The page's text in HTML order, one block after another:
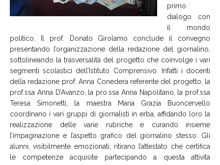
primo
dialogo con
il mondo
politico. Il prof. Donato Girolamo conclude il convegno
presentando l’organizzazione della redazione del giornalino,
sottolineando la trasversalità del progetto che coinvolge i vari
segmenti scolastici dell’Istituto Comprensivo. Infatti i docenti
della redazione prof. Anna Conedera referente del progetto, la
prof.ssa Anna D’Avanzo, la pro.ssa Anna Napolitano, la prof.ssa
Teresa Simonetti, la maestra Maria Grazia Buoncervello
coordinano i vari gruppi di giornalisti in erba, affidando loro la
realizzazione delle varie rubriche e curando insieme
l’impaginazione e l’aspetto grafico del giornalino stesso. Gli
alunni, visibilmente emozionati, ritirano l’attestato che certifica
le competenze acquisite partecipando a questa attività